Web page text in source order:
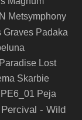
Metsymphony
Graves Padaka
Paradise Lost
Skarbie
PE6_01 Peja
Percival - Wild